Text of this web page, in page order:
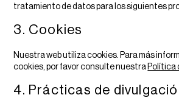
tratamiento de datos para los siguientes
3. Cookies
Nuestra web utiliza cookies. Para más
cookies, por favor consulte nuestra Política
4. Prácticas de